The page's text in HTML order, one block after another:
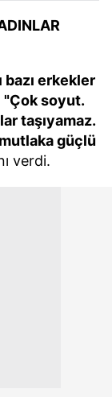
bazı erkekler
"Çok soyut.
taşıyamaz.
güçlü
verdi.